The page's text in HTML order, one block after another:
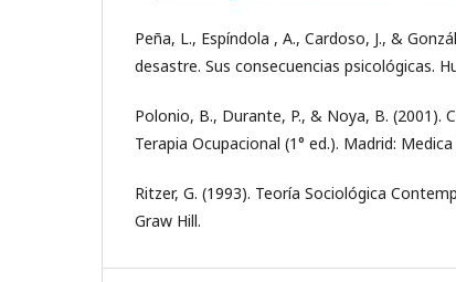
Peña, L., Espíndola , A., Cardoso, J., &
desastre. Sus consecuencias psicológicas.
Polonio, B., Durante, P., & Noya, B. (2001).
Terapia Ocupacional (1° ed.). Madrid:
Ritzer, G. (1993). Teoría Sociológica
Graw Hill.